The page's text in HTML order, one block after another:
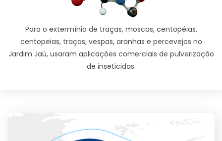
Para o extermínio de traças, moscas, centopéias,
centopeias, traças, vespas, aranhas e percevejos no
Jardim Jaú, usaram aplicações comerciais de pulverização
de inseticidas.